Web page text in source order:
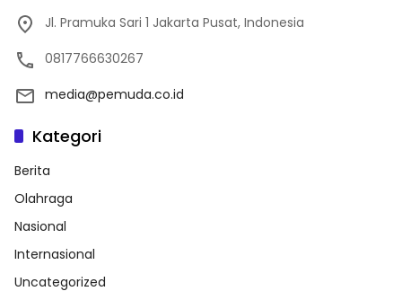
Jl. Pramuka Sari 1 Jakarta Pusat, Indonesia
0817766630267
media@pemuda.co.id
Kategori
Berita
Olahraga
Nasional
Internasional
Uncategorized